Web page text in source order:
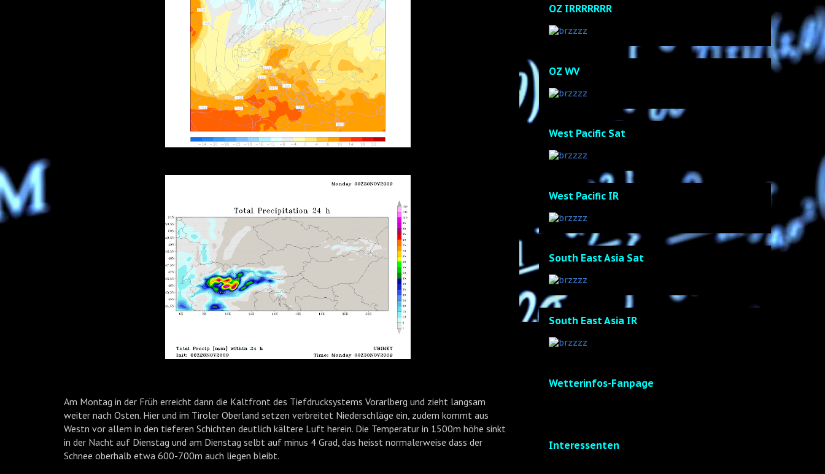
Am Montag in der Früh erreicht dann die Kaltfront des Tiefdrucksystems Vorarlberg und zieht langsam
weiter nach Osten. Hier und im Tiroler Oberland setzen verbreitet Niederschläge ein, zudem kommt aus
Westn vor allem in den tieferen Schichten deutlich kältere Luft herein. Die Temperatur in 1500m höhe sinkt
in der Nacht auf Dienstag und am Dienstag selbt auf minus 4 Grad, das heisst normalerweise dass der
Schnee oberhalb etwa 600-700m auch liegen bleibt.
OZ IRRRRRRR
OZ WV
West Pacific Sat
West Pacific IR
South East Asia Sat
South East Asia IR
Wetterinfos-Fanpage
Interessenten